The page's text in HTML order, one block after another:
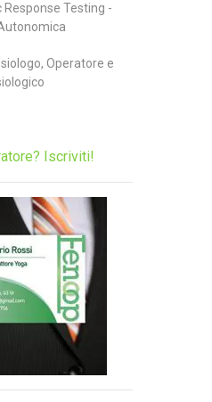
Response Testing -
Operatore e
Iscriviti!